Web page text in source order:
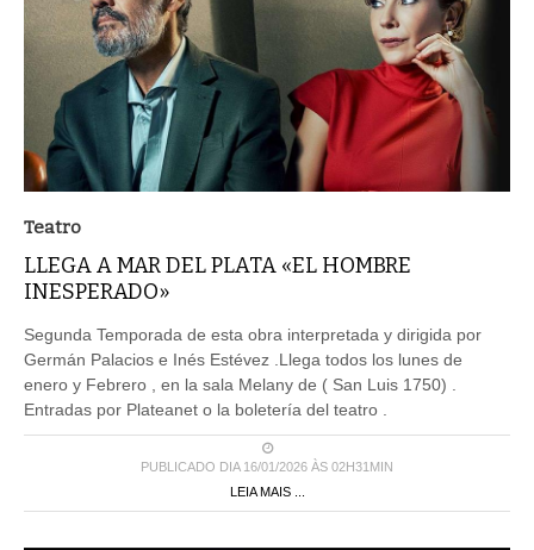
Teatro
LLEGA A MAR DEL PLATA «EL HOMBRE
INESPERADO»
Segunda Temporada de esta obra interpretada y dirigida por
Germán Palacios e Inés Estévez .Llega todos los lunes de
enero y Febrero , en la sala Melany de ( San Luis 1750) .
Entradas por Plateanet o la boletería del teatro .
PUBLICADO DIA 16/01/2026 ÀS 02H31MIN
LEIA MAIS ...